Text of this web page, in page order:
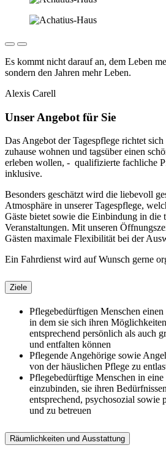
Es kommt nicht darauf an, dem Leben
sondern den Jahren mehr Leben.
Alexis Carell
Unser Angebot für Sie
Das Angebot der Tagespflege richtet
zuhause wohnen und tagsüber einen
erleben wollen, - qualifizierte fachliche
inklusive.
Besonders geschätzt wird die liebevoll
Atmosphäre in unserer Tagespflege,
Gäste bietet sowie die Einbindung in die
Veranstaltungen. Mit unseren
Gästen maximale Flexibilität bei der
Ein Fahrdienst wird auf Wunsch gerne
Ziele
Pflegebedürftigen Menschen
in dem sie sich ihren
entsprechend persönlich als auch
und entfalten können
Pflegende Angehörige sowie
von der häuslichen Pflege zu
Pflegebedürftige Menschen in
einzubinden, sie ihren
entsprechend, psychosozial sowie
und zu betreuen
Räumlichkeiten und Ausstattung